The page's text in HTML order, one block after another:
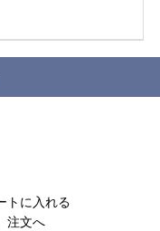
トに入れる
注文へ